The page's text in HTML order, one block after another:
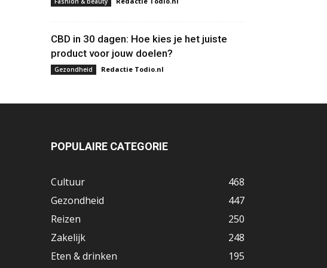
CBD in 30 dagen: Hoe kies je het juiste
product voor jouw doelen?
Gezondheid Redactie Todio.nl
POPULAIRE CATEGORIE
Cultuur
468
Gezondheid
447
Reizen
250
Zakelijk
248
Eten & drinken
195